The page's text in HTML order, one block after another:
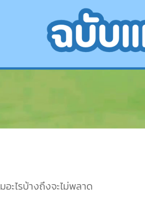
ะไรบ้างถึงจะไม่พลาด